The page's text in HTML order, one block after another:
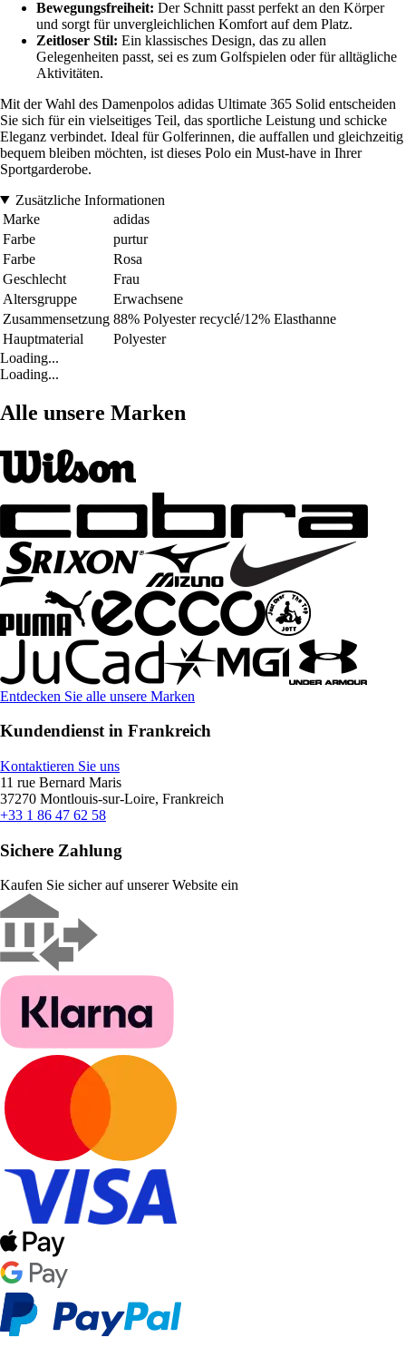
Bewegungsfreiheit: Der Schnitt passt perfekt an den Körper
und sorgt für unvergleichlichen Komfort auf dem Platz.
Zeitloser Stil: Ein klassisches Design, das zu allen
Gelegenheiten passt, sei es zum Golfspielen oder für alltägliche
Aktivitäten.
Mit der Wahl des Damenpolos adidas Ultimate 365 Solid entscheiden
Sie sich für ein vielseitiges Teil, das sportliche Leistung und schicke
Eleganz verbindet. Ideal für Golferinnen, die auffallen und gleichzeitig
bequem bleiben möchten, ist dieses Polo ein Must-have in Ihrer
Sportgarderobe.
Zusätzliche Informationen
Marke
adidas
Farbe
purtur
Farbe
Rosa
Geschlecht
Frau
Altersgruppe
Erwachsene
Zusammensetzung 88% Polyester recyclé/12% Elasthanne
Hauptmaterial
Polyester
Loading...
Loading...
Alle unsere Marken
Entdecken Sie alle unsere Marken
Kundendienst in Frankreich
Kontaktieren Sie uns
11 rue Bernard Maris
37270 Montlouis-sur-Loire, Frankreich
+33 1 86 47 62 58
Sichere Zahlung
Kaufen Sie sicher auf unserer Website ein